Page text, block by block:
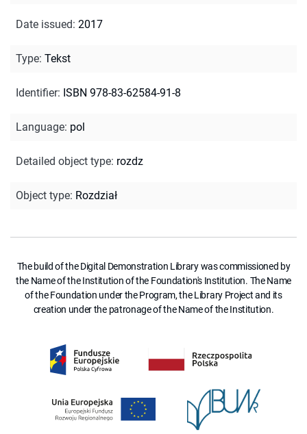
Date issued: 2017
Type: Tekst
Identifier: ISBN 978-83-62584-91-8
Language: pol
Detailed object type: rozdz
Object type: Rozdział
The build of the Digital Demonstration Library was commissioned by
the Name of the Institution of the Foundation's Institution. The Name
of the Foundation under the Program, the Library Project and its
creation under the patronage of the Name of the Institution.